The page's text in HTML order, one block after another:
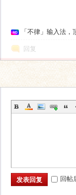
「不律」输入法
回复
发表回复 回帖